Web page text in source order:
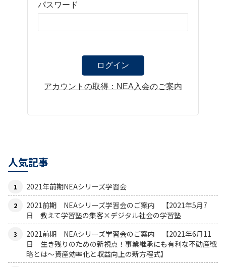
パスワード
アカウントの取得：NEA入会のご案内
人気記事
2021年前期NEAシリーズ学習会
2021前期 NEAシリーズ学習会のご案内 【2021年5月7
日 教えて学習塾の集客×デジタル社会の学習塾
2021前期 NEAシリーズ学習会のご案内 【2021年6月11
日 生き残りのための新視点！事業継承にも有利な不動産戦
略とは〜資産効率化と収益向上の新方程式】